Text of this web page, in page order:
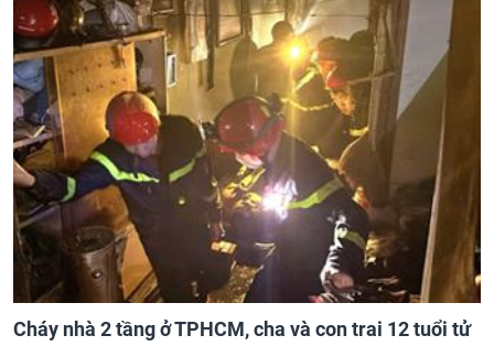
Cháy nhà 2 tầng ở TPHCM, cha và con trai 12 tuổi tử